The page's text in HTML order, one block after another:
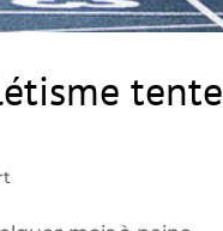
tente